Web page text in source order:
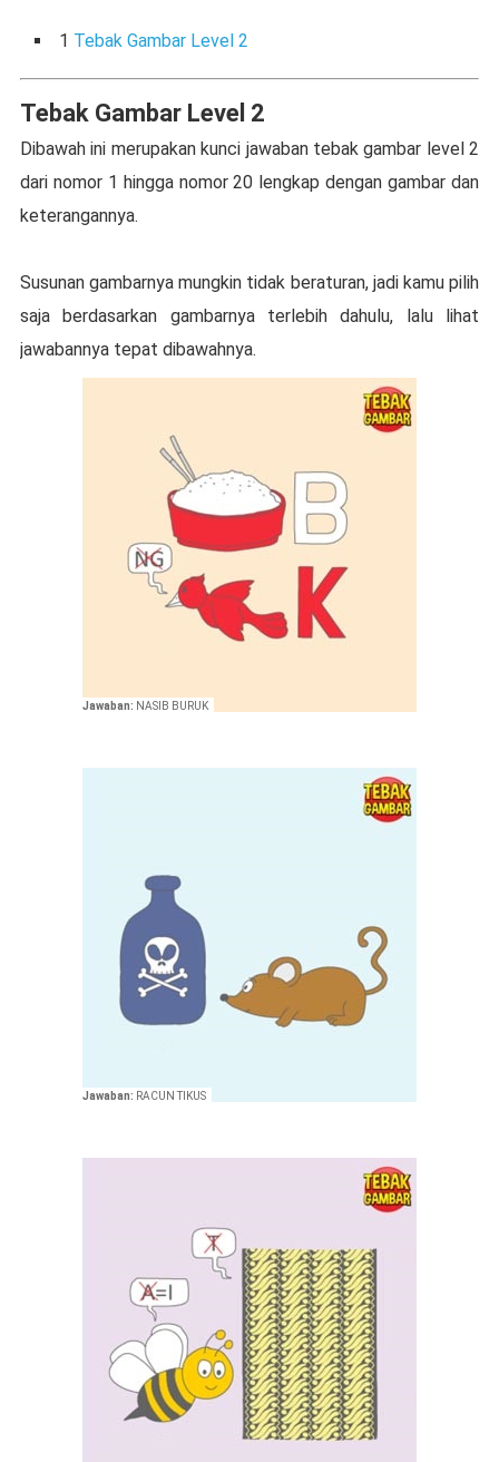
1 Tebak Gambar Level 2
Tebak Gambar Level 2
Dibawah ini merupakan kunci jawaban tebak gambar level 2
dari nomor 1 hingga nomor 20 lengkap dengan gambar dan
keterangannya.
Susunan gambarnya mungkin tidak beraturan, jadi kamu pilih
saja berdasarkan gambarnya terlebih dahulu, lalu lihat
jawabannya tepat dibawahnya.
Jawaban: NASIB BURUK
Jawaban: RACUN TIKUS